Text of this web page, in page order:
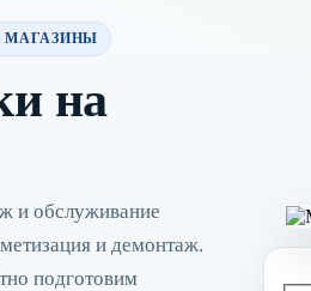
МАГАЗИНЫ
на
и обслуживание
и демонтаж.
подготовим